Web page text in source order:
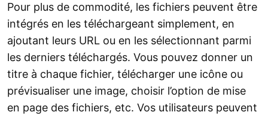
Pour plus de commodité, les fichiers peuvent être
intégrés en les téléchargeant simplement, en
ajoutant leurs URL ou en les sélectionnant parmi
les derniers téléchargés. Vous pouvez donner un
titre à chaque fichier, télécharger une icône ou
prévisualiser une image, choisir l’option de mise
en page des fichiers, etc. Vos utilisateurs peuvent